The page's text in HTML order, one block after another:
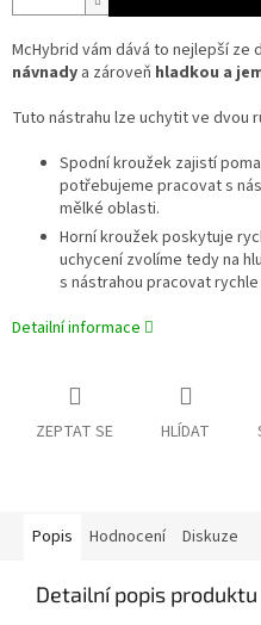
McHybrid vám dává to nejlepší ze
návnady a zároveň hladkou a
Tuto nástrahu lze uchytit ve dvou
Spodní kroužek zajistí
potřebujeme pracovat s
mělké oblasti.
Horní kroužek poskytuje
uchycení zvolíme tedy na
s nástrahou pracovat
Detailní informace
ZEPTAT SE HLÍDAT
Popis Hodnocení Diskuze
Detailní popis produktu